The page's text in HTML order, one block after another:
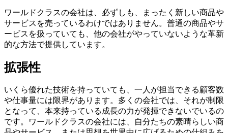
ワールドクラスの会社は、必ずしも、まったく新しい商品や
サービスを売っているわけではありません。普通の商品やサ
ービスを扱っていても、他の会社がやっていないような革新
的な方法で提供しています。
拡張性
いくら優れた技術を持っていても、一人が担当できる顧客数
や仕事量には限界があります。多くの会社では、それが制限
となって、本来持っている成長の力が発揮できないでいるの
です。ワールドクラスの会社には、自分たちの素晴らしい商